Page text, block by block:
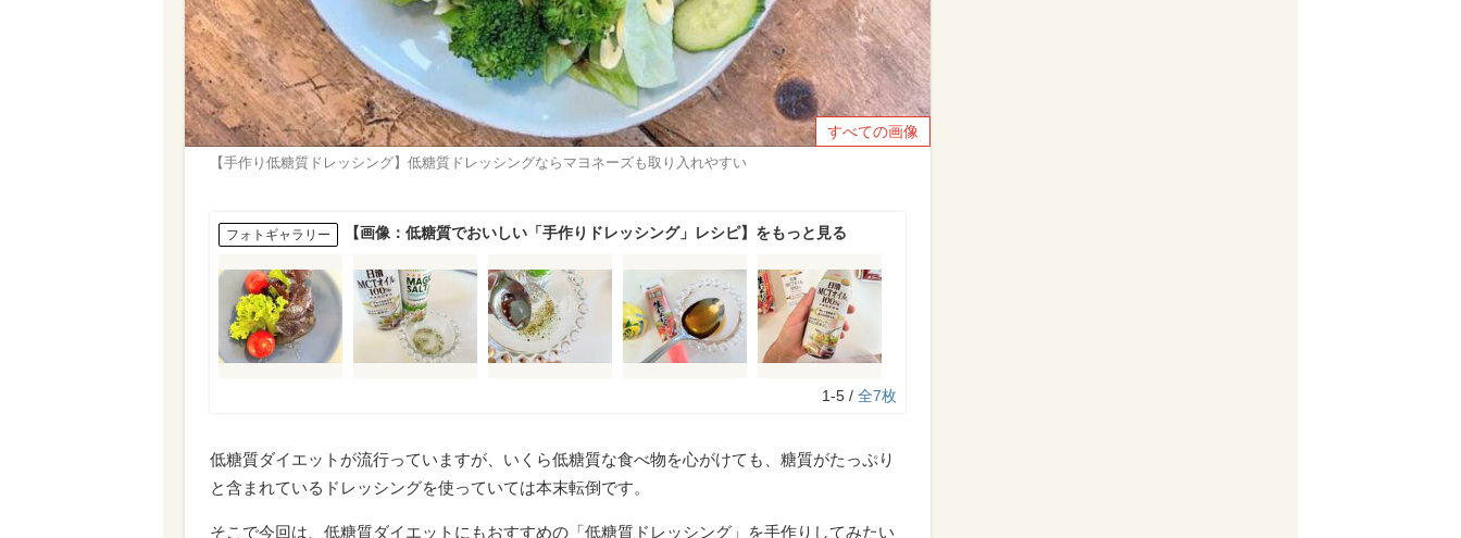
すべての画像
【手作り低糖質ドレッシング】低糖質ドレッシングならマヨネーズも取り入れやすい
フォトギャラリー 【画像：低糖質でおいしい「手作りドレッシング」レシピ】をもっと見る
1-5 / 全7枚
低糖質ダイエットが流行っていますが、いくら低糖質な食べ物を心がけても、糖質がたっぷり
と含まれているドレッシングを使っていては本末転倒です。
そこで今回は、低糖質ダイエットにもおすすめの「低糖質ドレッシング」を手作りしてみたい